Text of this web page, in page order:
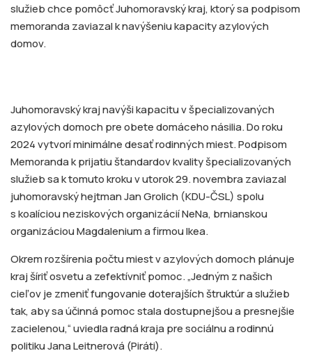
služieb chce pomôcť Juhomoravský kraj, ktorý sa podpisom
memoranda zaviazal k navýšeniu kapacity azylových
domov.
Juhomoravský kraj navýši kapacitu v špecializovaných
azylových domoch pre obete domáceho násilia. Do roku
2024 vytvorí minimálne desať rodinných miest. Podpisom
Memoranda k prijatiu štandardov kvality špecializovaných
služieb sa k tomuto kroku v utorok 29. novembra zaviazal
juhomoravský hejtman Jan Grolich (KDU-ČSL) spolu
s koalíciou neziskových organizácií NeNa, brnianskou
organizáciou Magdalenium a firmou Ikea.
Okrem rozšírenia počtu miest v azylových domoch plánuje
kraj šíriť osvetu a zefektívniť pomoc. „Jedným z našich
cieľov je zmeniť fungovanie doterajších štruktúr a služieb
tak, aby sa účinná pomoc stala dostupnejšou a presnejšie
zacielenou,“ uviedla radná kraja pre sociálnu a rodinnú
politiku Jana Leitnerová (Piráti).